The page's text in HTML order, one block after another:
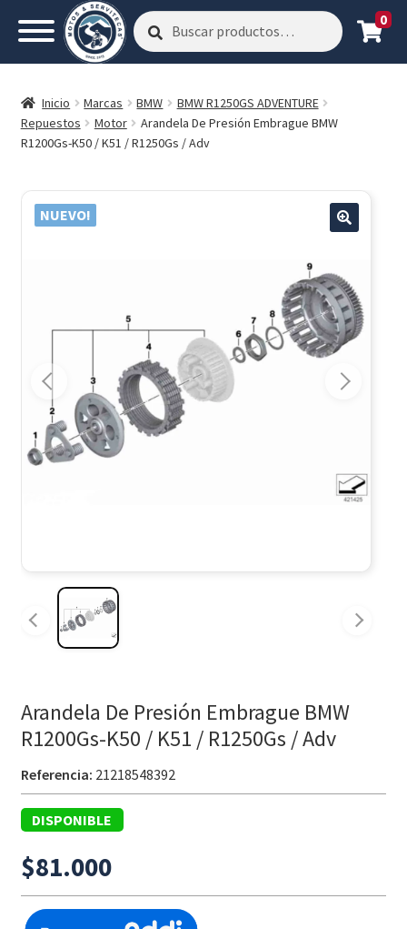
Buscar
por:
Buscar 0
Inicio Marcas BMW
BMW R1250GS ADVENTURE
Repuestos
Motor
Arandela De Presión Embrague BMW
R1200Gs-K50 / K51 / R1250Gs / Adv
NUEVO!
Arandela De Presión Embrague BMW
R1200Gs-K50 / K51 / R1250Gs / Adv
Referencia: 21218548392
DISPONIBLE
$81.000